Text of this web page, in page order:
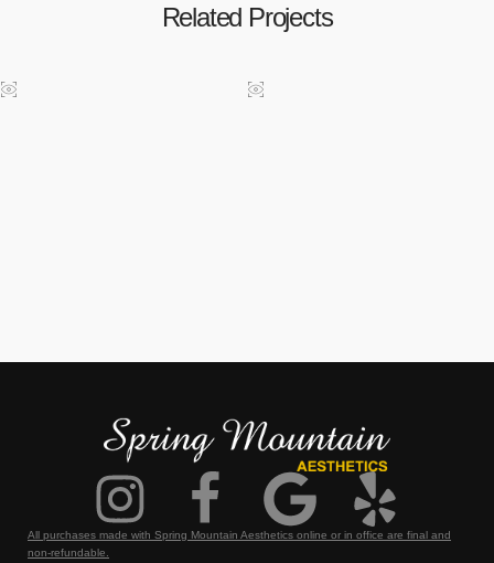
Related Projects
All purchases made with Spring Mountain Aesthetics online or in office are final and
non-refundable.